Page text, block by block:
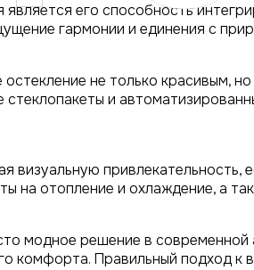
его способность
гармонии и единения с
не только красивым,
и
на отопление и охлаждение, а
модное решение в
комфорта. Правильный подход к